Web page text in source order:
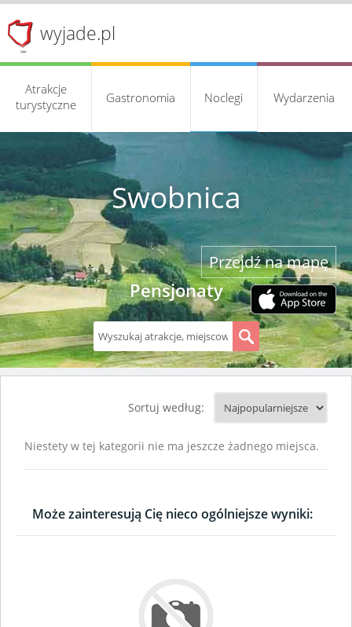
wyjade.pl
Atrakcje
turystyczne
Gastronomia Noclegi Wydarzenia
Swobnica
Pensjonaty
Przejdź na mapę
Sortuj według:
Niestety w tej kategorii nie ma jeszcze żadnego miejsca.
Może zainteresują Cię nieco ogólniejsze wyniki: